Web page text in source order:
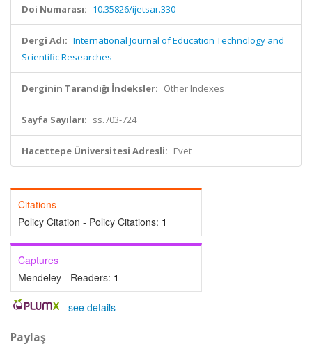
Doi Numarası: 10.35826/ijetsar.330
Dergi Adı: International Journal of Education Technology and
Scientific Researches
Derginin Tarandığı İndeksler: Other Indexes
Sayfa Sayıları: ss.703-724
Hacettepe Üniversitesi Adresli: Evet
Citations
Policy Citation - Policy Citations: 1
Captures
Mendeley - Readers: 1
- see details
Paylaş